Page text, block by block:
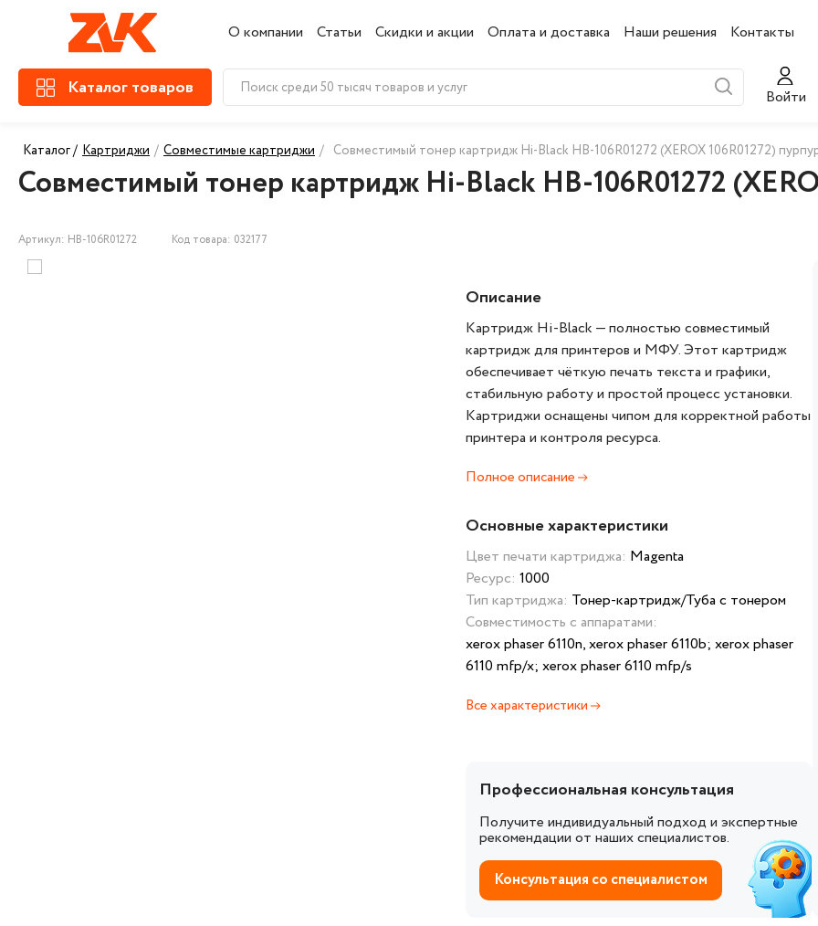
О компании Статьи Скидки и акции Оплата и доставка Наши решения Контакты
Каталог товаров Войти
Каталог / Картриджи / Совместимые картриджи / Совместимый тонер картридж Hi-Black HB-106R01272 (XEROX 106R01272)
Совместимый тонер картридж Hi-Black HB-106R01272
Артикул: HB-106R01272 Код товара: 032177
Описание
Картридж Hi‑Black — полностью совместимый
картридж для принтеров и МФУ. Этот картридж
обеспечивает чёткую печать текста и графики,
стабильную работу и простой процесс установки.
Картриджи оснащены чипом для корректной работы
принтера и контроля ресурса.
Полное описание
Основные характеристики
Цвет печати картриджа: Magenta
Ресурс: 1000
Тип картриджа: Тонер-картридж/Туба с тонером
Совместимость с аппаратами:
xerox phaser 6110n, xerox phaser 6110b; xerox phaser
6110 mfp/x; xerox phaser 6110 mfp/s
Все характеристики
Профессиональная консультация
Получите индивидуальный подход и экспертные
рекомендации от наших специалистов.
Консультация со специалистом